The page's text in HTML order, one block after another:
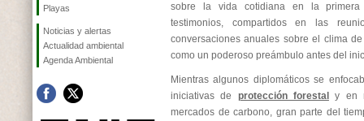
Playas
Noticias y alertas
Actualidad ambiental
Agenda Ambiental
sobre la vida cotidiana en la
testimonios, compartidos en las
conversaciones anuales sobre el clima
como un poderoso preámbulo antes del
Mientras algunos diplomáticos se
iniciativas de protección forestal
y en
mercados de carbono, gran parte del